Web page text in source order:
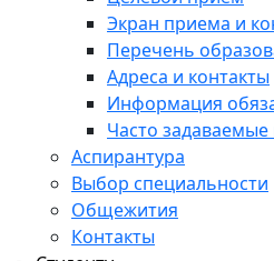
Экран приема и
Перечень
Адреса и контакты
Информация
Часто
Аспирантура
Выбор специальности
Общежития
Контакты